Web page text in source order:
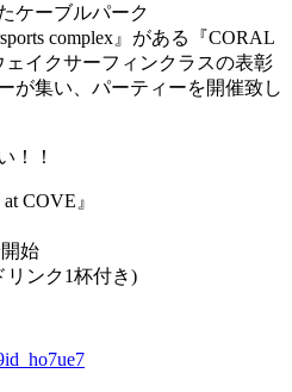
ケーブルパーク
complex』がある『CORAL
イクサーフィンクラスの表彰
が集い、パーティーを開催致し
！！
COVE』‬
始
リンク1杯付き)